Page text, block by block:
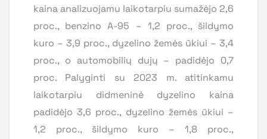
kaina analizuojamu laikotarpiu sumažėjo 2,6
proc., benzino A-95 – 1,2 proc., šildymo
kuro – 3,9 proc., dyzelino žemės ūkiui – 3,4
proc., o automobilių dujų – padidėjo 0,7
proc. Palyginti su 2023 m. atitinkamu
laikotarpiu didmeninė dyzelino kaina
padidėjo 3,6 proc., dyzelino žemės ūkiui –
1,2 proc., šildymo kuro – 1,8 proc.,